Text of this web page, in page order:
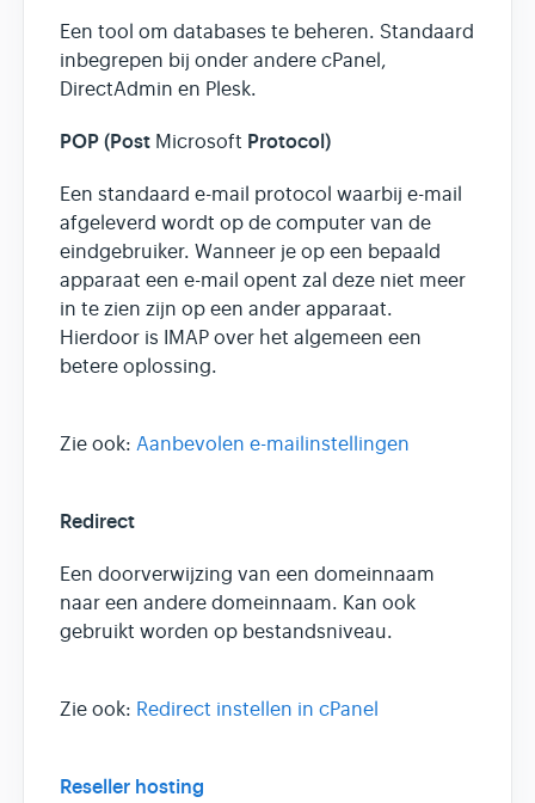
Een tool om databases te beheren. Standaard
inbegrepen bij onder andere cPanel,
DirectAdmin en Plesk.
POP (Post Microsoft Protocol)
Een standaard e-mail protocol waarbij e-mail
afgeleverd wordt op de computer van de
eindgebruiker. Wanneer je op een bepaald
apparaat een e-mail opent zal deze niet meer
in te zien zijn op een ander apparaat.
Hierdoor is IMAP over het algemeen een
betere oplossing.
Zie ook: Aanbevolen e-mailinstellingen
Redirect
Een doorverwijzing van een domeinnaam
naar een andere domeinnaam. Kan ook
gebruikt worden op bestandsniveau.
Zie ook: Redirect instellen in cPanel
Reseller hosting